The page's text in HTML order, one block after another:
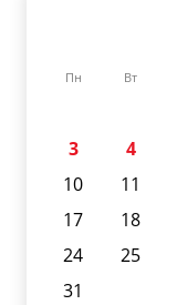
Пн Вт
3
4
10
11
17
18
24
25
31